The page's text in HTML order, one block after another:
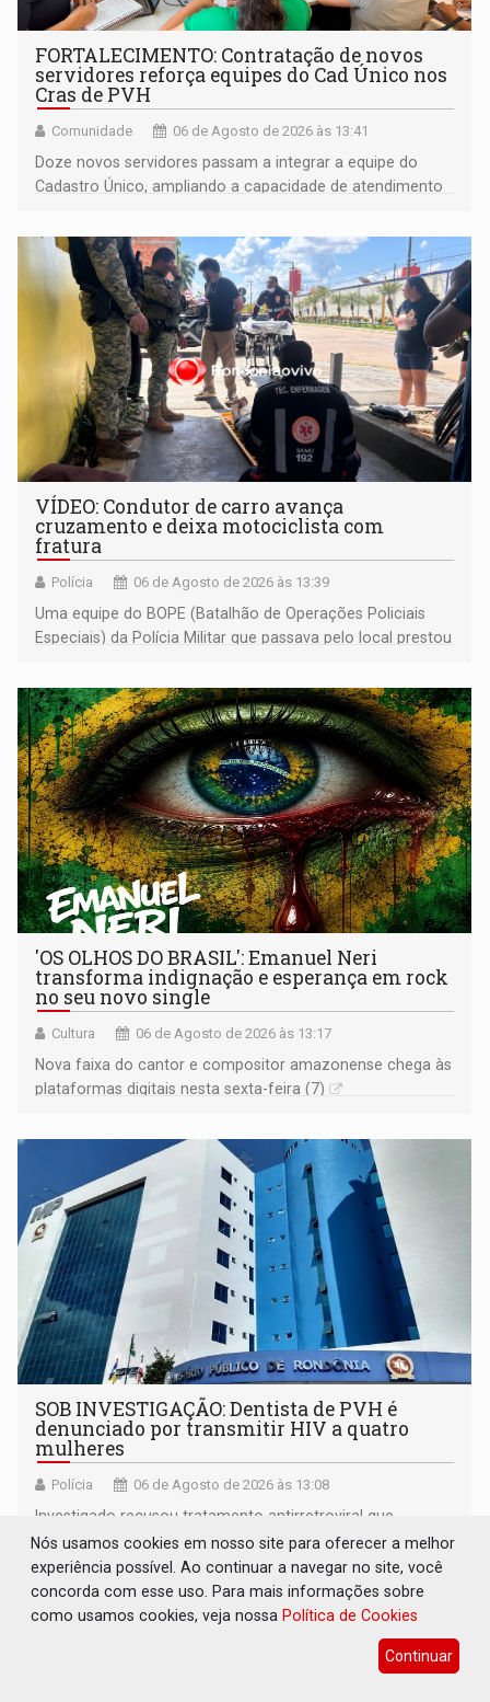
FORTALECIMENTO: Contratação de novos
servidores reforça equipes do Cad Único nos
Cras de PVH
Comunidade 06 de Agosto de 2026 às 13:41
Doze novos servidores passam a integrar a equipe do
Cadastro Único, ampliando a capacidade de atendimento
VÍDEO: Condutor de carro avança
cruzamento e deixa motociclista com
fratura
Polícia 06 de Agosto de 2026 às 13:39
Uma equipe do BOPE (Batalhão de Operações Policiais
Especiais) da Polícia Militar que passava pelo local prestou
'OS OLHOS DO BRASIL': Emanuel Neri
transforma indignação e esperança em rock
no seu novo single
Cultura 06 de Agosto de 2026 às 13:17
Nova faixa do cantor e compositor amazonense chega às
plataformas digitais nesta sexta-feira (7)
SOB INVESTIGAÇÃO: Dentista de PVH é
denunciado por transmitir HIV a quatro
mulheres
Polícia 06 de Agosto de 2026 às 13:08
Investigado recusou tratamento antirretroviral que
impediria a transmissão e continuou se relacionando
enquanto respondia ação penal
Nós usamos cookies em nosso site para oferecer a melhor
experiência possível. Ao continuar a navegar no site, você
concorda com esse uso. Para mais informações sobre
como usamos cookies, veja nossa Política de Cookies
Continuar